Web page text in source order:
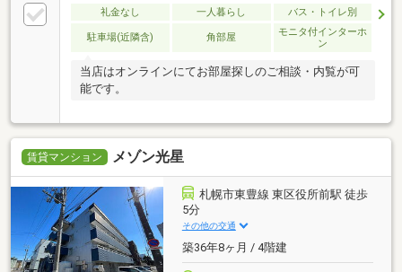
礼金なし 一人暮らし バス・トイレ別
駐車場(近隣含) 角部屋
モニタ付インターホ
ン
当店はオンラインにてお部屋探しのご相談・内覧が可
能です。
賃貸マンション メゾン光星
札幌市東豊線 東区役所前駅 徒歩
5分
その他の交通
築36年8ヶ月 / 4階建